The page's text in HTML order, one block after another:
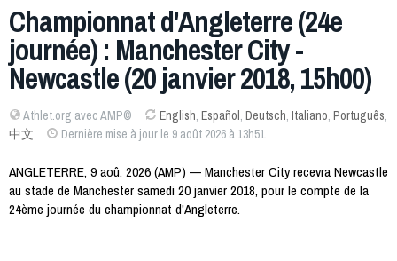
Championnat d'Angleterre (24e
journée) : Manchester City -
Newcastle (20 janvier 2018, 15h00)
Athlet.org avec AMP© English, Español, Deutsch, Italiano, Português,
中文
Dernière mise à jour le 9 août 2026 à 13h51
ANGLETERRE, 9 aoû. 2026 (AMP) — Manchester City recevra Newcastle
au stade de Manchester samedi 20 janvier 2018, pour le compte de la
24ème journée du championnat d'Angleterre.